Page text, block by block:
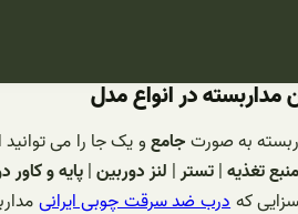
مداربسته در انواع مدل
به صورتجامعو یک جا را می
منبع تغذیه|تستر| لنز دوربین|پایه و کاور
کهدرب ضد سرقت چوبی ایرانی